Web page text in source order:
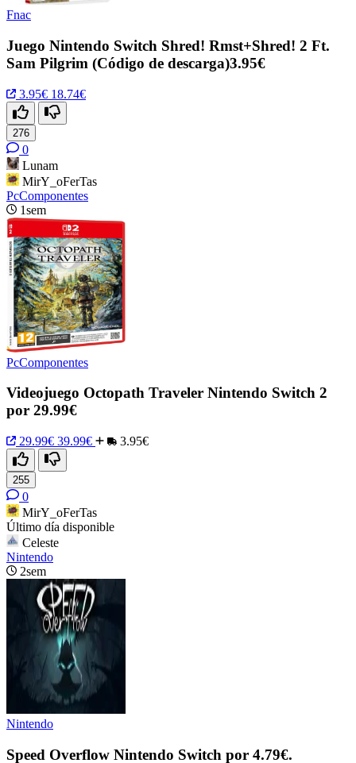
Fnac
Juego Nintendo Switch Shred! Rmst+Shred! 2 Ft.
Sam Pilgrim (Código de descarga)3.95€
3.95€ 18.74€
276
0
Lunam
MirY_oFerTas
PcComponentes
1sem
PcComponentes
Videojuego Octopath Traveler Nintendo Switch 2
por 29.99€
29.99€ 39.99€ 3.95€
255
0
MirY_oFerTas
Último día disponible
Celeste
Nintendo
2sem
Nintendo
Speed Overflow Nintendo Switch por 4.79€.